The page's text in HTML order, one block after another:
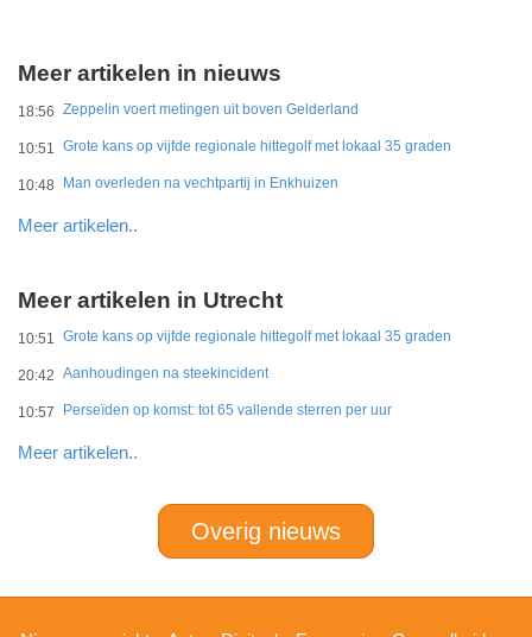
Meer artikelen in nieuws
18:56 Zeppelin voert metingen uit boven Gelderland
10:51 Grote kans op vijfde regionale hittegolf met lokaal 35 graden
10:48 Man overleden na vechtpartij in Enkhuizen
Meer artikelen..
Meer artikelen in Utrecht
10:51 Grote kans op vijfde regionale hittegolf met lokaal 35 graden
20:42 Aanhoudingen na steekincident
10:57 Perseïden op komst: tot 65 vallende sterren per uur
Meer artikelen..
Overig nieuws